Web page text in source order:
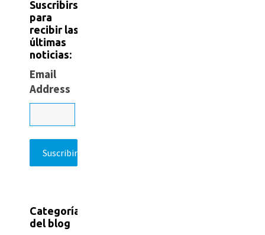
Suscribirse
para
recibir las
últimas
noticias:
Email
Address
Categorías
del blog